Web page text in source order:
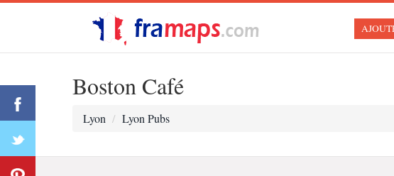
Boston Café
Lyon Lyon Pubs